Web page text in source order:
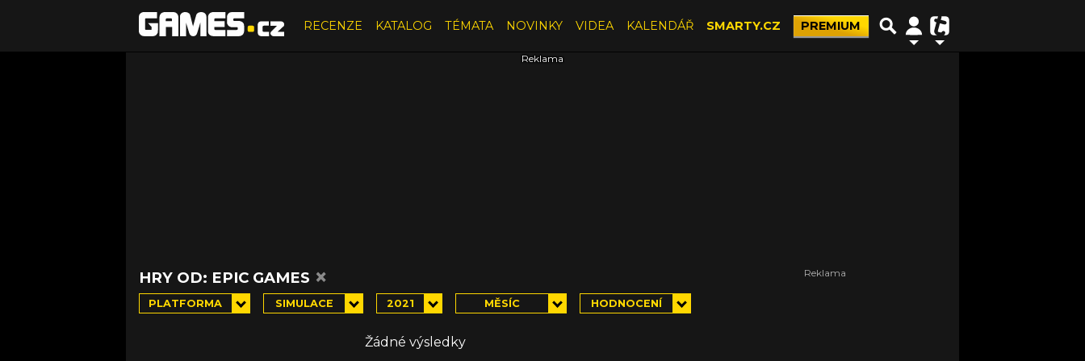
RECENZE KATALOG TÉMATA NOVINKY VIDEA KALENDÁŘ SMARTY.CZ PREMIUM
HRY OD: EPIC GAMES ×
PLATFORMA SIMULACE 2021 MĚSÍC HODNOCENÍ
Žádné výsledky